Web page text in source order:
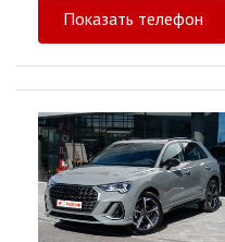
Показать телефон